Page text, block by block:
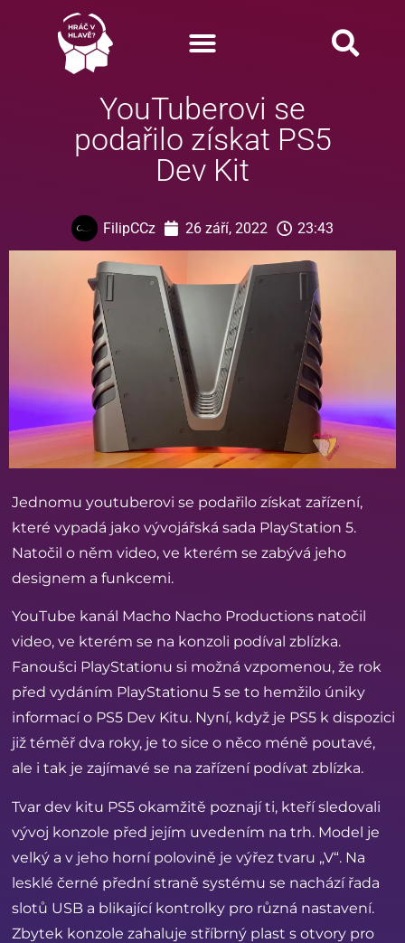
YouTuberovi se
podařilo získat PS5
Dev Kit
FilipCCz 26 září, 2022 23:43
Jednomu youtuberovi se podařilo získat zařízení,
které vypadá jako vývojářská sada PlayStation 5.
Natočil o něm video, ve kterém se zabývá jeho
designem a funkcemi.
YouTube kanál Macho Nacho Productions natočil
video, ve kterém se na konzoli podíval zblízka.
Fanoušci PlayStationu si možná vzpomenou, že rok
před vydáním PlayStationu 5 se to hemžilo úniky
informací o PS5 Dev Kitu. Nyní, když je PS5 k dispozici
již téměř dva roky, je to sice o něco méně poutavé,
ale i tak je zajímavé se na zařízení podívat zblízka.
Tvar dev kitu PS5 okamžitě poznají ti, kteří sledovali
vývoj konzole před jejím uvedením na trh. Model je
velký a v jeho horní polovině je výřez tvaru „V“. Na
lesklé černé přední straně systému se nachází řada
slotů USB a blikající kontrolky pro různá nastavení.
Zbytek konzole zahaluje stříbrný plast s otvory pro